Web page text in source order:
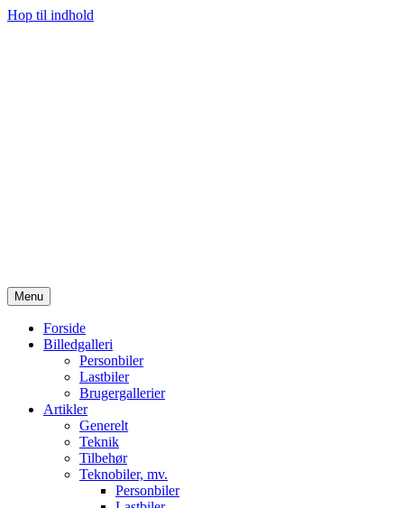
Hop til indhold
Menu
Forside
Billedgalleri
Personbiler
Lastbiler
Brugergallerier
Artikler
Generelt
Teknik
Tilbehør
Teknobiler, mv.
Personbiler